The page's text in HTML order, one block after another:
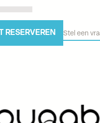
RESERVEREN Stel een